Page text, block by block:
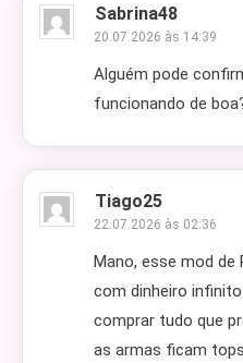
Sabrina48
20.07.2026 às 14:39
Alguém pode
funcionando de
Tiago25
22.07.2026 às 02:36
Mano, esse mod de
com dinheiro
comprar tudo que
as armas ficam